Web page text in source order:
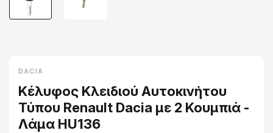
DACIA
Κέλυφος Κλειδιού Αυτοκινήτου
Τύπου Renault Dacia με 2 Κουμπιά -
Λάμα HU136